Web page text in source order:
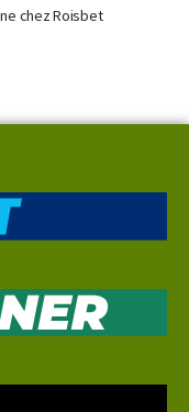
chez Roisbet